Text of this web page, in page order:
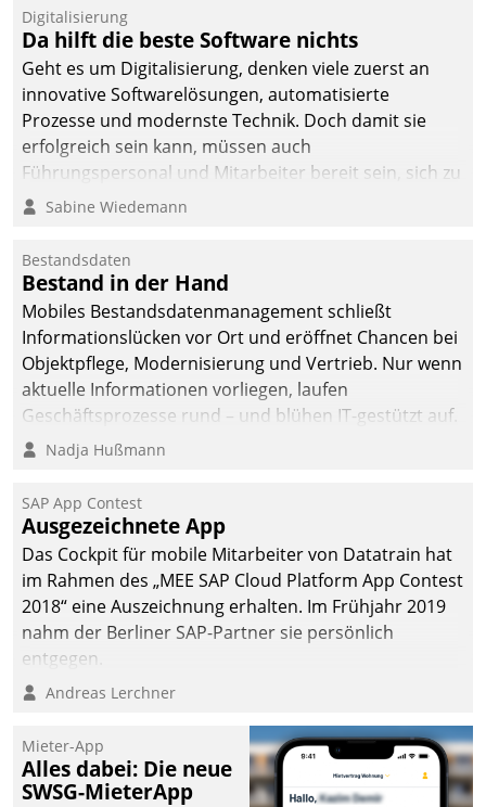
Digitalisierung
Da hilft die beste Software nichts
Geht es um Digitalisierung, denken viele zuerst an
innovative Softwarelösungen, automatisierte
Prozesse und modernste Technik. Doch damit sie
erfolgreich sein kann, müssen auch
Führungspersonal und Mitarbeiter bereit sein, sich zu
verändern und anzupassen, sonst werden sie an ihr
Sabine Wiedemann
Bestandsdaten
Bestand in der Hand
Mobiles Bestandsdatenmanagement schließt
Informationslücken vor Ort und eröffnet Chancen bei
Objektpflege, Modernisierung und Vertrieb. Nur wenn
aktuelle Informationen vorliegen, laufen
Geschäftsprozesse rund – und blühen IT-gestützt auf.
Nadja Hußmann
SAP App Contest
Ausgezeichnete App
Das Cockpit für mobile Mitarbeiter von Datatrain hat
im Rahmen des „MEE SAP Cloud Platform App Contest
2018“ eine Auszeichnung erhalten. Im Frühjahr 2019
nahm der Berliner SAP-Partner sie persönlich
entgegen.
Andreas Lerchner
Mieter-App
Alles dabei: Die neue
SWSG-MieterApp